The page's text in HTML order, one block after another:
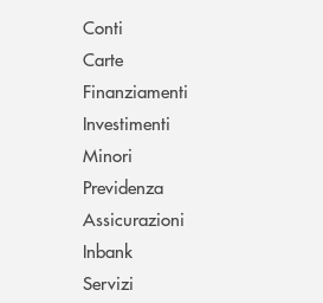
Conti
Carte
Finanziamenti
Investimenti
Minori
Previdenza
Assicurazioni
Inbank
Servizi